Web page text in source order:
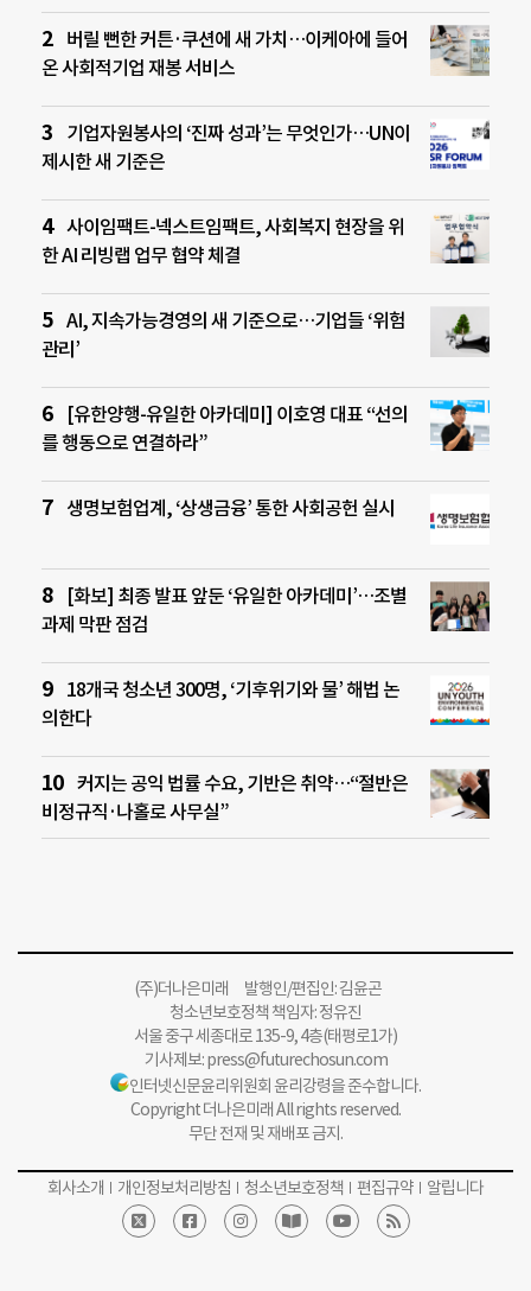
버릴 뻔한 커튼·쿠션에 새 가치…이케아에 들어
온 사회적기업 재봉 서비스
기업자원봉사의 ‘진짜 성과’는 무엇인가…UN이
제시한 새 기준은
사이임팩트-넥스트임팩트, 사회복지 현장을 위
한 AI 리빙랩 업무 협약 체결
AI, 지속가능경영의 새 기준으로…기업들 ‘위험
관리’
[유한양행-유일한 아카데미] 이호영 대표 “선의
를 행동으로 연결하라”
생명보험업계, ‘상생금융’ 통한 사회공헌 실시
[화보] 최종 발표 앞둔 ‘유일한 아카데미’…조별
과제 막판 점검
18개국 청소년 300명, ‘기후위기와 물’ 해법 논
의한다
커지는 공익 법률 수요, 기반은 취약…“절반은
비정규직·나홀로 사무실”
(주)더나은미래 발행인/편집인: 김윤곤
청소년보호정책 책임자: 정유진
서울 중구 세종대로 135-9, 4층(태평로1가)
기사제보:press@futurechosun.com
인터넷신문윤리위원회 윤리강령을 준수합니다.
Copyright 더나은미래 All rights reserved.
무단 전재 및 재배포 금지.
회사소개 개인정보처리방침 청소년보호정책 편집규약 알립니다